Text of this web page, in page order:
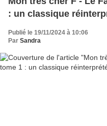
: un classique
Publié le 19/11/2024 à 10:06
Par Sandra